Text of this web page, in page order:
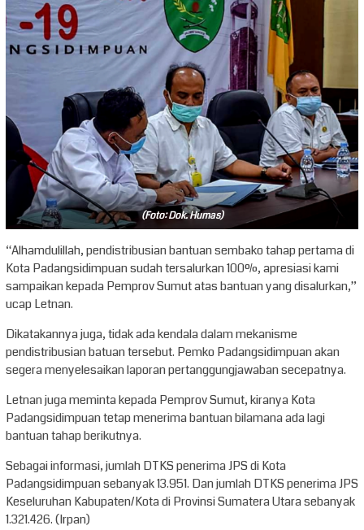
(Foto: Dok. Humas)
“Alhamdulillah, pendistribusian bantuan sembako tahap pertama di
Kota Padangsidimpuan sudah tersalurkan 100%, apresiasi kami
sampaikan kepada Pemprov Sumut atas bantuan yang disalurkan,”
ucap Letnan.
Dikatakannya juga, tidak ada kendala dalam mekanisme
pendistribusian batuan tersebut. Pemko Padangsidimpuan akan
segera menyelesaikan laporan pertanggungjawaban secepatnya.
Letnan juga meminta kepada Pemprov Sumut, kiranya Kota
Padangsidimpuan tetap menerima bantuan bilamana ada lagi
bantuan tahap berikutnya.
Sebagai informasi, jumlah DTKS penerima JPS di Kota
Padangsidimpuan sebanyak 13.951. Dan jumlah DTKS penerima JPS
Keseluruhan Kabupaten/Kota di Provinsi Sumatera Utara sebanyak
1.321.426. (Irpan)